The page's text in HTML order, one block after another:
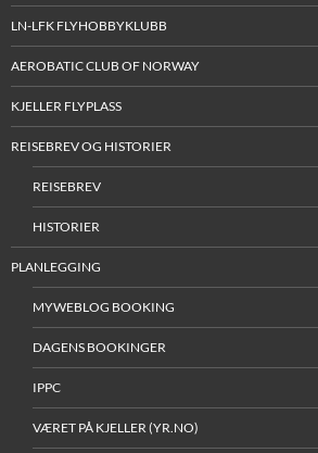
LN-LFK FLYHOBBYKLUBB
AEROBATIC CLUB OF NORWAY
KJELLER FLYPLASS
REISEBREV OG HISTORIER
REISEBREV
HISTORIER
PLANLEGGING
MYWEBLOG BOOKING
DAGENS BOOKINGER
IPPC
VÆRET PÅ KJELLER (YR.NO)